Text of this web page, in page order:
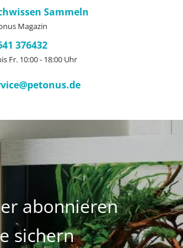
Sammeln
Magazin
376432
Fr. 10:00 - 18:00 Uhr
abonnieren
sichern